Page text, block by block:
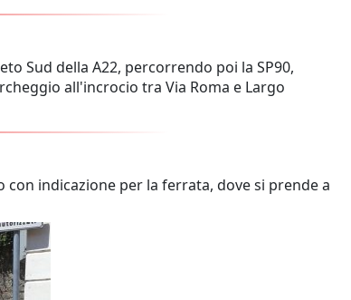
Sud della A22, percorrendo poi la SP90,
all'incrocio tra Via Roma e Largo
indicazione per la ferrata, dove si prende a